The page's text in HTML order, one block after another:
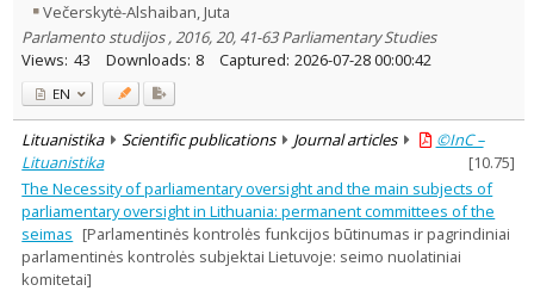
Večerskytė-Alshaiban, Juta
Parlamento studijos , 2016, 20, 41-63 Parliamentary Studies
Views: 43 Downloads: 8 Captured: 2026-07-28 00:00:42
EN
Lituanistika Scientific publications Journal articles
©InC –
Lituanistika
[10.75]
The Necessity of parliamentary oversight and the main subjects of
parliamentary oversight in Lithuania: permanent committees of the
seimas [Parlamentinės kontrolės funkcijos būtinumas ir pagrindiniai
parlamentinės kontrolės subjektai Lietuvoje: seimo nuolatiniai
komitetai]